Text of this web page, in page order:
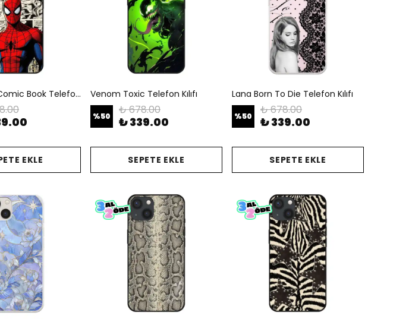
Spiderman Comic Book Telefon Kılıfı
EKLE
Venom Toxic Telefon Kılıfı
%50 ₺ 678.00
₺ 339.00
SEPETE EKLE
Lana Born To Die Telefon Kılıfı
%50 ₺ 678.00
₺ 339.00
SEPETE EKLE